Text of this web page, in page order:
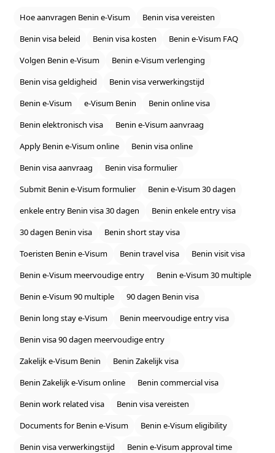
Hoe aanvragen Benin e‑Visum
Benin visa vereisten
Benin visa beleid
Benin visa kosten
Benin e‑Visum FAQ
Volgen Benin e‑Visum
Benin e‑Visum verlenging
Benin visa geldigheid
Benin visa verwerkingstijd
Benin e‑Visum
e‑Visum Benin
Benin online visa
Benin elektronisch visa
Benin e‑Visum aanvraag
Apply Benin e‑Visum online
Benin visa online
Benin visa aanvraag
Benin visa formulier
Submit Benin e‑Visum formulier
Benin e‑Visum 30 dagen
enkele entry Benin visa 30 dagen
Benin enkele entry visa
30 dagen Benin visa
Benin short stay visa
Toeristen Benin e‑Visum
Benin travel visa
Benin visit visa
Benin e‑Visum meervoudige entry
Benin e‑Visum 30 multiple
Benin e‑Visum 90 multiple
90 dagen Benin visa
Benin long stay e‑Visum
Benin meervoudige entry visa
Benin visa 90 dagen meervoudige entry
Zakelijk e‑Visum Benin
Benin Zakelijk visa
Benin Zakelijk e‑Visum online
Benin commercial visa
Benin work related visa
Benin visa vereisten
Documents for Benin e‑Visum
Benin e‑Visum eligibility
Benin visa verwerkingstijd
Benin e‑Visum approval time